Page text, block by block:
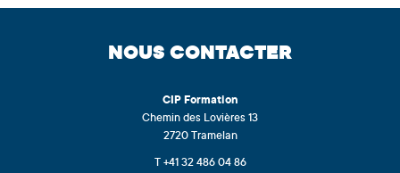
NOUS CONTACTER
CIP Formation
Chemin des Lovières 13
2720 Tramelan
T +41 32 486 04 86